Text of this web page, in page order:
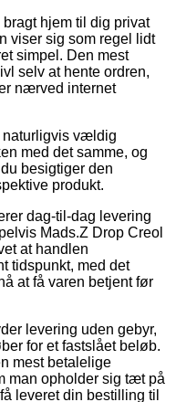
hjem til dig privat
viser sig som regel lidt
simpel. Den mest
selv at hente ordren,
nærved internet
naturligvis vældig
med det samme, og
besigtiger den
produkt.
dag-til-dag levering
Mads.Z Drop Creol
at handlen
tidspunkt, med det
at få varen betjent før
levering uden gebyr,
for et fastslået beløb.
mest betalelige
man opholder sig tæt på
leveret din bestilling til